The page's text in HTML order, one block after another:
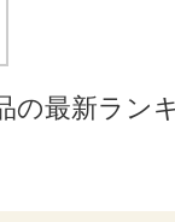
の最新ラン